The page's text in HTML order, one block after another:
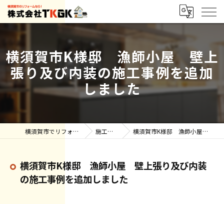
横須賀市K様邸 漁師小屋 壁上
張り及び内装の施工事例を追加
しました
横須賀市でリフォーム・雨漏りなら株式会社TKGK 施工事例【ブログ】 横須賀市K様邸 漁師小屋 壁上張り及び内装の施工事例を追加しました
横須賀市K様邸 漁師小屋 壁上張り及び内装
の施工事例を追加しました